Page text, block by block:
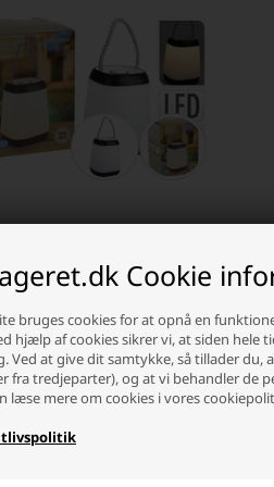
Cookie
bruges cookies for at opnå en
hjælp af cookies sikrer vi, at siden
Ved at give dit samtykke, så tillader
fra tredjeparter), og at vi behandler de
læse mere om cookies i vores
Afsendes i morgen
+